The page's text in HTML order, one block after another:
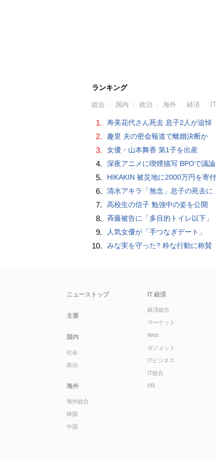
ランキング
総合 国内 政治 海外 経済 IT
1. 寿美花代さん死去 息子2人が追悼
2. 趣里 夫の密会報道で離婚決断か
3. 女優・山本舞香 第1子を出産
4. 深夜アニメに喫煙描写 BPOで議論
5. HIKAKIN 被災地に2000万円を寄付
6. 清水アキラ「無念」息子の死去に
7. 高校生の信子 勉強中の姿を公開
8. 斉藤被告に「多目的トイレ以下」
9. 人気女優が「手つなぎデート」
10. みな実を守った? 粋な行動に称賛
ニューストップ
主要
国内
社会
政治
海外
海外総合
韓国
中国
IT 経済
経済総合
マーケット
Web
ガジェット
ITビジネス
IT総合
PR